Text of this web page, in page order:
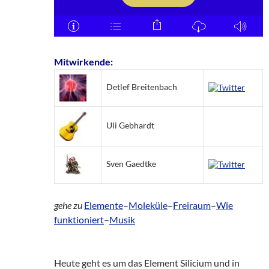
Mitwirkende:
Detlef Breitenbach
Uli Gebhardt
Sven Gaedtke
gehe zu Elemente–Moleküle–Freiraum–Wie
funktioniert–Musik
Heute geht es um das Element Silicium und in